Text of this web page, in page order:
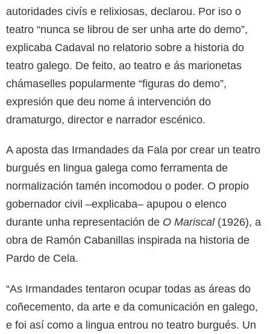
autoridades civís e relixiosas, declarou. Por iso o
teatro “nunca se librou de ser unha arte do demo”,
explicaba Cadaval no relatorio sobre a historia do
teatro galego. De feito, ao teatro e ás marionetas
chámaselles popularmente “figuras do demo”,
expresión que deu nome á intervención do
dramaturgo, director e narrador escénico.
A aposta das Irmandades da Fala por crear un teatro
burgués en lingua galega como ferramenta de
normalización tamén incomodou o poder. O propio
gobernador civil –explicaba– apupou o elenco
durante unha representación de O Mariscal(1926), a
obra de Ramón Cabanillas inspirada na historia de
Pardo de Cela.
“As Irmandades tentaron ocupar todas as áreas do
coñecemento, da arte e da comunicación en galego,
e foi así como a lingua entrou no teatro burgués. Un